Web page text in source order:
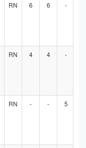
RN 6 6 -
RN 4 4 -
RN - - 5